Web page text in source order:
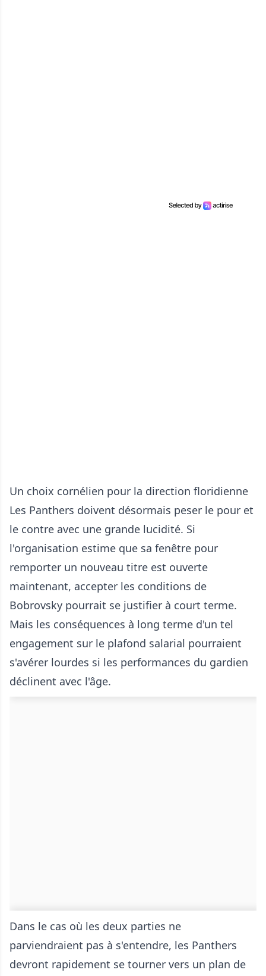
Un choix cornélien pour la direction floridienne
Les Panthers doivent désormais peser le pour et
le contre avec une grande lucidité. Si
l'organisation estime que sa fenêtre pour
remporter un nouveau titre est ouverte
maintenant, accepter les conditions de
Bobrovsky pourrait se justifier à court terme.
Mais les conséquences à long terme d'un tel
engagement sur le plafond salarial pourraient
s'avérer lourdes si les performances du gardien
déclinent avec l'âge.
Dans le cas où les deux parties ne
parviendraient pas à s'entendre, les Panthers
devront rapidement se tourner vers un plan de